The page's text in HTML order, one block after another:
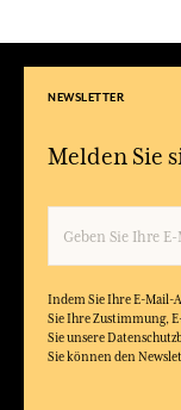
NEWSLETTER
Melden Sie
Indem Sie Ihre E-Mail-
Sie Ihre Zustimmung,
Sie unsere
Sie können den